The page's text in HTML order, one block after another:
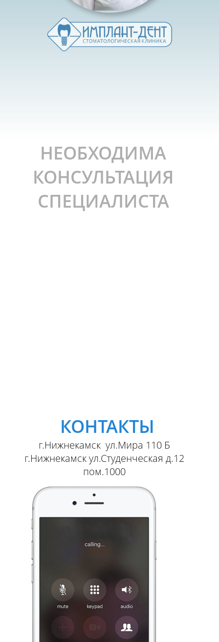
НЕОБХОДИМА
КОНСУЛЬТАЦИЯ
СПЕЦИАЛИСТА
КОНТАКТЫ
г.Нижнекамск ул.Мира 110 Б
г.Нижнекамск ул.Студенческая д.12
пом.1000